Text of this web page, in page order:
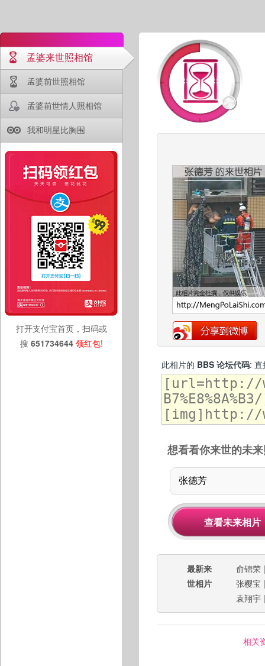
孟婆来世照相馆
孟婆前世照相馆
孟婆前世情人照相馆
我和明星比胸围
打开支付宝首页，扫码或
搜 651734644 领红包!
此相片的 BBS 论坛代码: 直
想看看你来世的未
最新来
世相片
俞锦荣
张樱宝
袁翔宇
相关